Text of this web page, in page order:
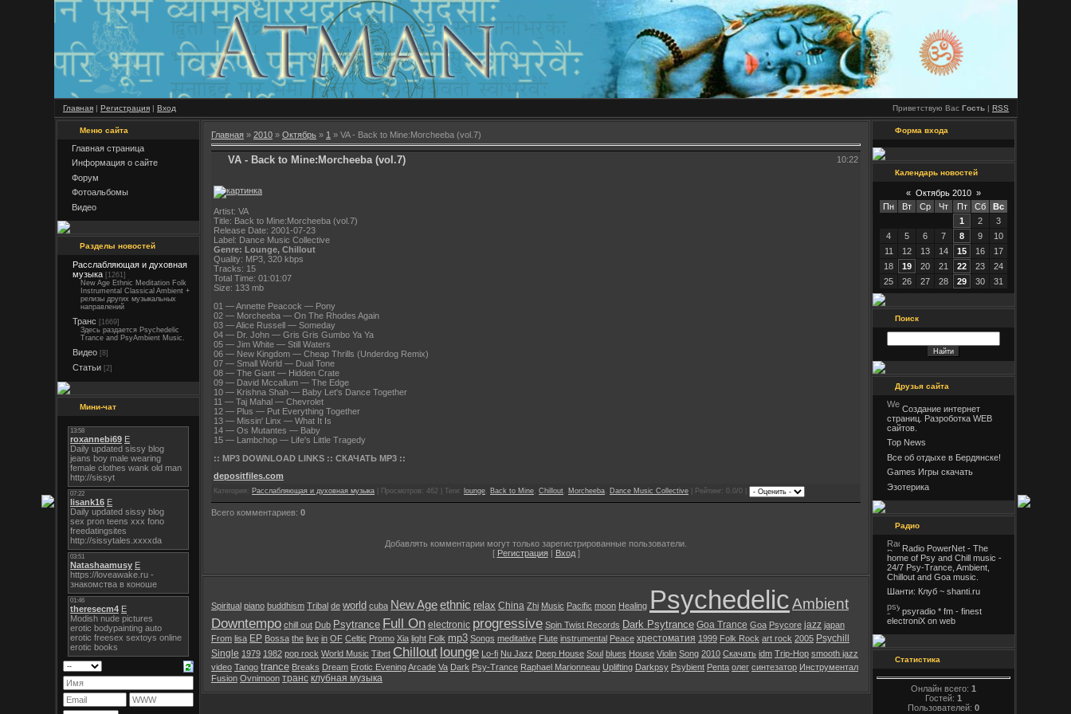
Главная | Регистрация | Вход Приветствую Вас Гость | RSS
Меню сайта
Главная страница
Информация о сайте
Форум
Фотоальбомы
Видео
Разделы новостей
Расслабляющая и духовная
музыка [1261]
New Age Ethnic Meditation Folk
Instrumental Classical Ambient +
релизы других музыкальных
направлений
Транс [1669]
Здесь раздается Psychedelic
Trance and PsyAmbient Music.
Видео [8]
Статьи [2]
Мини-чат
Главная » 2010 » Октябрь » 1 » VA - Back to Mine:Morcheeba (vol.7)
VA - Back to Mine:Morcheeba (vol.7) 10:22
Artist: VA
Title: Back to Mine:Morcheeba (vol.7)
Release Date: 2001-07-23
Label: Dance Music Collective
Genre: Lounge, Chillout
Quality: MP3, 320 kbps
Tracks: 15
Total Time: 01:01:07
Size: 133 mb
01 — Annette Peacock — Pony
02 — Morcheeba — On The Rhodes Again
03 — Alice Russell — Someday
04 — Dr. John — Gris Gris Gumbo Ya Ya
05 — Jim White — Still Waters
06 — New Kingdom — Cheap Thrills (Underdog Remix)
07 — Small World — Dual Tone
08 — The Giant — Hidden Crate
09 — David Mccallum — The Edge
10 — Krishna Shah — Baby Let's Dance Together
11 — Taj Mahal — Chevrolet
12 — Plus — Put Everything Together
13 — Missin' Linx — What It Is
14 — Os Mutantes — Baby
15 — Lambchop — Life's Little Tragedy
:: MP3 DOWNLOAD LINKS :: СКАЧАТЬ MP3 ::
depositfiles.com
Категория: Расслабляющая и духовная музыка | Просмотров: 462 | Теги: lounge, Back to Mine, Chillout, Morcheeba, Dance Music Collective | Рейтинг: 0.0/0 |
Всего комментариев: 0
Добавлять комментарии могут только зарегистрированные пользователи.
[ Регистрация| Вход]
Spiritual piano buddhism Tribal de world cuba New Ageethnic relax China Zhi Music Pacific moon Healing PsychedelicAmbient
Downtempo chill out Dub Psytrance Full On electronic progressive Spin Twist Records Dark Psytrance Goa Trance Goa Psycore jazz japan
From lisa EP Bossa the live in OF Celtic Promo Xia light Folk mp3 Songs meditative Flute instrumental Peace хрестоматия 1999 Folk Rock art rock 2005 Psychill
Single 1979 1982 pop rock World Music Tibet Chillout lounge Lo-fi Nu Jazz Deep House Soul blues House Violin Song 2010 Скачать idm Trip-Hop smooth jazz
video Tango trance Breaks Dream Erotic EveningArcade Va Dark Psy-Trance Raphael Marionneau Uplifting Darkpsy Psybient Penta олег синтезатор Инструментал
Fusion Ovnimoon транс клубная музыка
Форма входа
Календарь новостей
« Октябрь 2010 »
Пн
Вт Ср Чт Пт Сб
Вс
1
2
3
4
5 6 7 8 9
10
11
12 13 14 15 16
17
18
19 20 21 22 23
24
25
26 27 28 29 30 31
Поиск
Друзья сайта
Создание интернет
страниц. Разроботка WEB
сайтов.
Top News
Все об отдыхе в Бердянске!
Games Игры скачать
Эзотерика
Радио
Radio PowerNet - The
home of Psy and Chill music -
24/7 Psy-Trance, Ambient,
Chillout and Goa music.
Шанти: Клуб ~ shanti.ru
psyradio * fm - finest
electroniX on web
Статистика
Онлайн всего: 1
Гостей: 1
Пользователей: 0